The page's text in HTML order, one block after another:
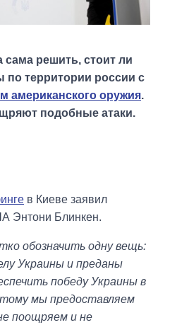
сама решить, стоит ли
по территории россии с
американского оружия.
подобные атаки.
в Киеве заявил
Энтони Блинкен.
обозначить одну вещь:
Украины и преданы
победу Украины в
мы предоставляем
поощряем и не